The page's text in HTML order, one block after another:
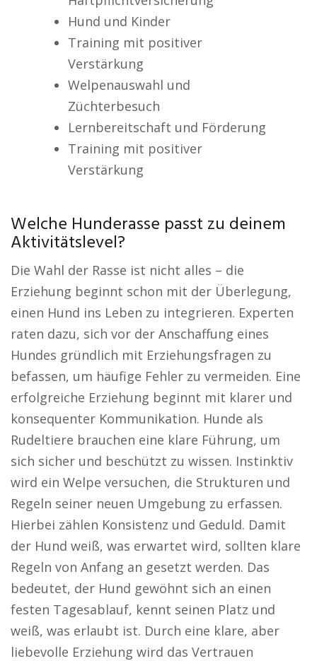
Hund und Kinder
Training mit positiver
Verstärkung
Welpenauswahl und
Züchterbesuch
Lernbereitschaft und Förderung
Training mit positiver
Verstärkung
Welche Hunderasse passt zu deinem
Aktivitätslevel?
Die Wahl der Rasse ist nicht alles – die
Erziehung beginnt schon mit der Überlegung,
einen Hund ins Leben zu integrieren. Experten
raten dazu, sich vor der Anschaffung eines
Hundes gründlich mit Erziehungsfragen zu
befassen, um häufige Fehler zu vermeiden. Eine
erfolgreiche Erziehung beginnt mit klarer und
konsequenter Kommunikation. Hunde als
Rudeltiere brauchen eine klare Führung, um
sich sicher und beschützt zu wissen. Instinktiv
wird ein Welpe versuchen, die Strukturen und
Regeln seiner neuen Umgebung zu erfassen.
Hierbei zählen Konsistenz und Geduld. Damit
der Hund weiß, was erwartet wird, sollten klare
Regeln von Anfang an gesetzt werden. Das
bedeutet, der Hund gewöhnt sich an einen
festen Tagesablauf, kennt seinen Platz und
weiß, was erlaubt ist. Durch eine klare, aber
liebevolle Erziehung wird das Vertrauen